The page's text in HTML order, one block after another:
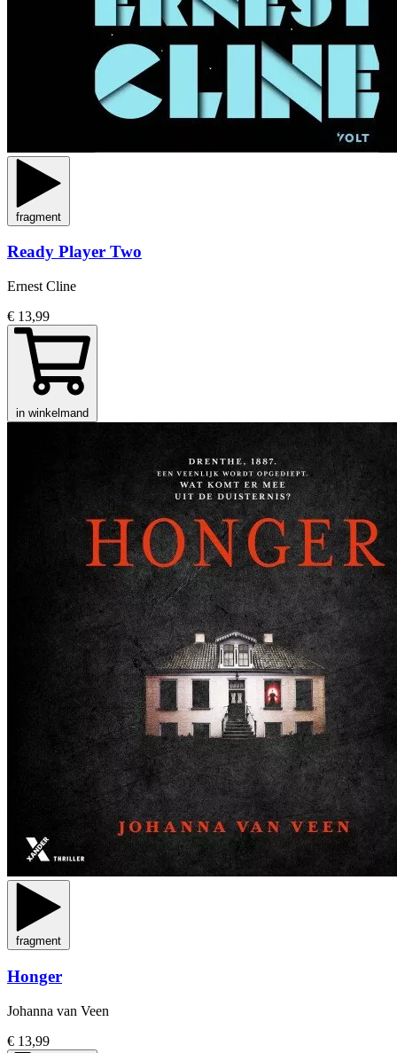
fragment
Ready Player Two
Ernest Cline
€ 13,99
in winkelmand
fragment
Honger
Johanna van Veen
€ 13,99